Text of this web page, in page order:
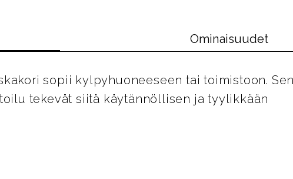
Ominaisuudet
sopii kylpyhuoneeseen tai toimistoon. Sen
tekevät siitä käytännöllisen ja tyylikkään